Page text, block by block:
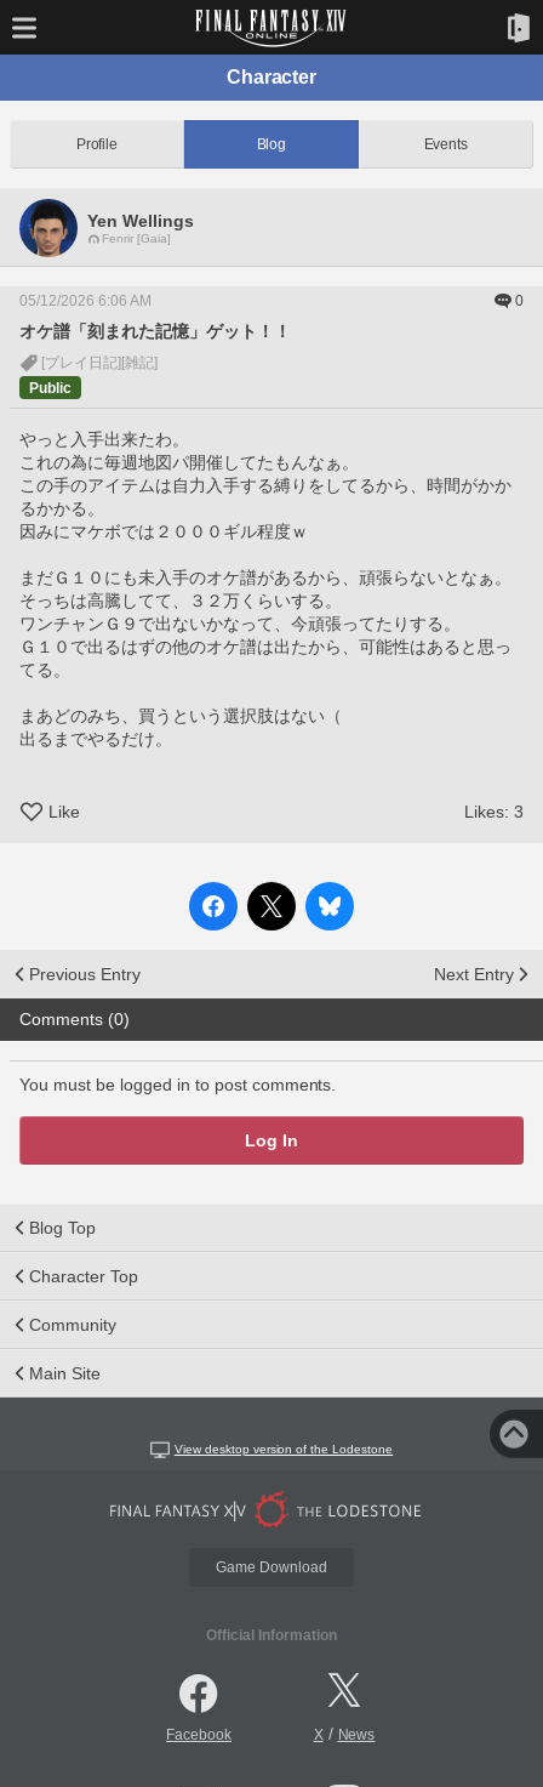
Character
Profile Blog Events
Yen Wellings
Fenrir [Gaia]
05/12/2026 6:06 AM 0
オケ譜「刻まれた記憶」ゲット！！
[プレイ日記] [雑記]
Public
やっと入手出来たわ。
これの為に毎週地図パ開催してたもんなぁ。
この手のアイテムは自力入手する縛りをしてるから、時間がかか
るかかる。
因みにマケボでは２０００ギル程度ｗ
まだＧ１０にも未入手のオケ譜があるから、頑張らないとなぁ。
そっちは高騰してて、３２万くらいする。
ワンチャンＧ９で出ないかなって、今頑張ってたりする。
Ｇ１０で出るはずの他のオケ譜は出たから、可能性はあると思っ
てる。
まあどのみち、買うという選択肢はない（
出るまでやるだけ。
Like Likes: 3
Previous Entry Next Entry
Comments (0)
You must be logged in to post comments.
Log In
Blog Top
Character Top
Community
Main Site
View desktop version of the Lodestone
Game Download
Official Information
Facebook X/ News